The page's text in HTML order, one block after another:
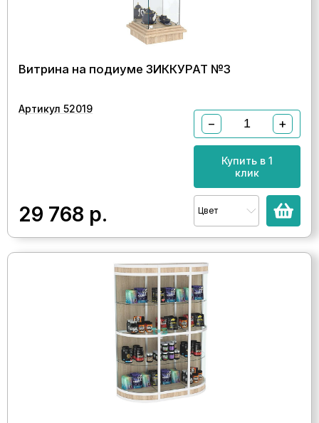
Витрина на подиуме ЗИККУРАТ №3
Артикул 52019
29 768 р.
− +
Купить в 1
клик
Цвет